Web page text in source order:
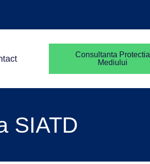
Consultanta Protectia
Mediului
SIATD